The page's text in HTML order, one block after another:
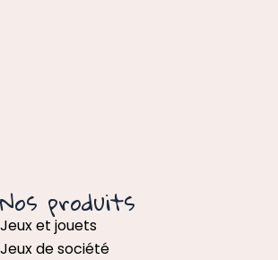
Nos produits
Jeux et jouets
Jeux de société